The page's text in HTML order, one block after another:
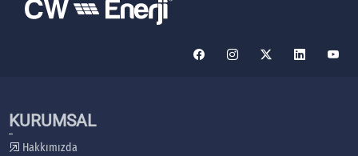
KURUMSAL
Hakkımızda